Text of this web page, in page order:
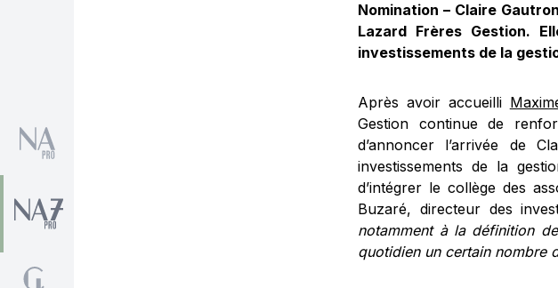
Nomination – Claire
Lazard Frères Gestion.
investissements de la
Après avoir accueilli
Gestion continue de
d’annoncer l’arrivée de
investissements de la
d’intégrer le collège des
Buzaré, directeur des
notamment à la définition
quotidien un certain nombre